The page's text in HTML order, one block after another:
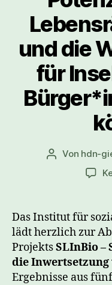
und die
für
Beitragsautor
Von hdn-
Das Institut für
lädt herzlich zur
ProjektsSLInBio –
die
Ergebnisse aus